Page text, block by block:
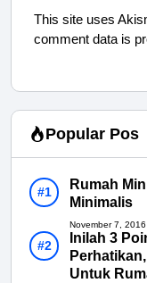
This site uses
comment data is
Popular Pos
Rumah
Minimalis
November 7, 2016
Inilah 3
Untuk